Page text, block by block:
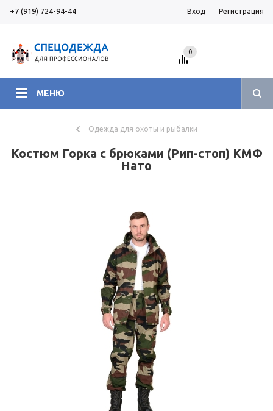
+7 (919) 724-94-44 Вход Регистрация
МЕНЮ
0
Одежда для охоты и рыбалки
Костюм Горка с брюками (Рип-стоп) КМФ
Нато